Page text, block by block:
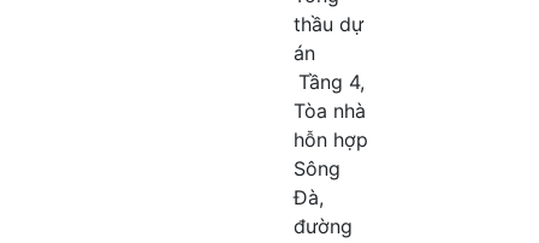
thầu dự
án
Tầng 4,
Tòa nhà
hỗn hợp
Sông
Đà,
đường